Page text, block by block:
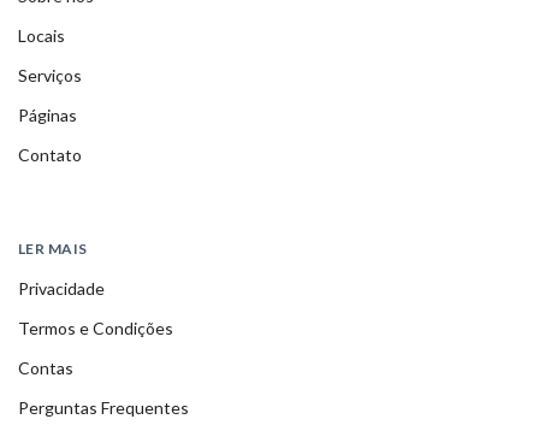
Locais
Serviços
Páginas
Contato
LER MAIS
Privacidade
Termos e Condições
Contas
Perguntas Frequentes